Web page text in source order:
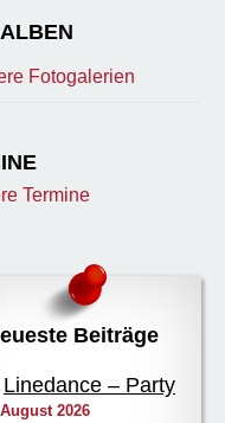
Fotogalerien
Termine
Beiträge
Linedance – Party
2026